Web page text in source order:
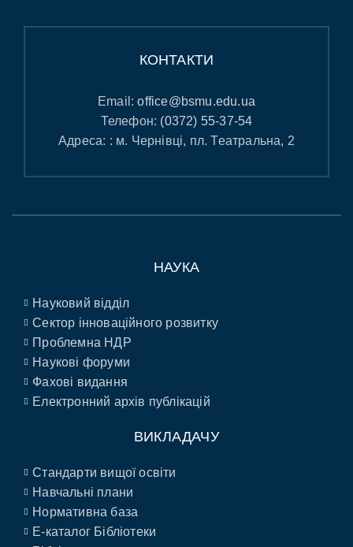
КОНТАКТИ
Email:office@bsmu.edu.ua
Телефон: (0372) 55-37-54
Адреса: : м. Чернівці, пл. Театральна, 2
НАУКА
Науковий відділ
Сектор інноваційного розвитку
Проблемна НДР
Наукові форуми
Фахові видання
Електронний архів публікацій
ВИКЛАДАЧУ
Стандарти вищої освіти
Навчальні плани
Нормативна база
E-каталог Бібліотеки